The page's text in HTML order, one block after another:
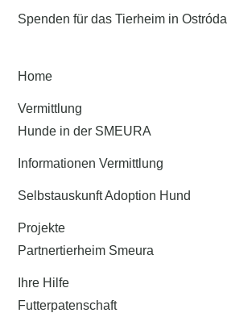
Spenden für das Tierheim in Ostróda
Home
Vermittlung
Hunde in der SMEURA
Informationen Vermittlung
Selbstauskunft Adoption Hund
Projekte
Partnertierheim Smeura
Ihre Hilfe
Futterpatenschaft